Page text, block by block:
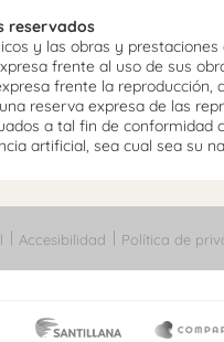
reservados
y las obras y
frente al uso de sus
frente la
reserva expresa de las
a tal fin de conformidad
artificial, sea cual sea su
Accesibilidad Política de